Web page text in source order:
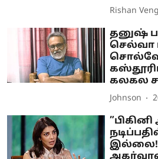
Rishan
தனுஷ்
செல்வா
கலகல
Johnson
அகர்வால்